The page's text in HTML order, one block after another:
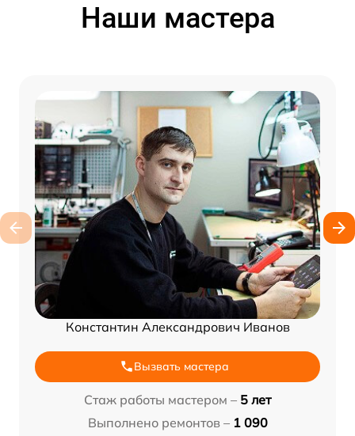
Наши мастера
Константин Александрович Иванов
Вызвать мастера
Стаж работы мастером – 5 лет
Выполнено ремонтов – 1 090